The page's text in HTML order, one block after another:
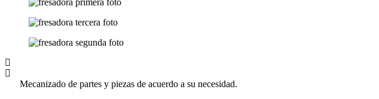
Mecanizado de partes y piezas de acuerdo a su necesidad.